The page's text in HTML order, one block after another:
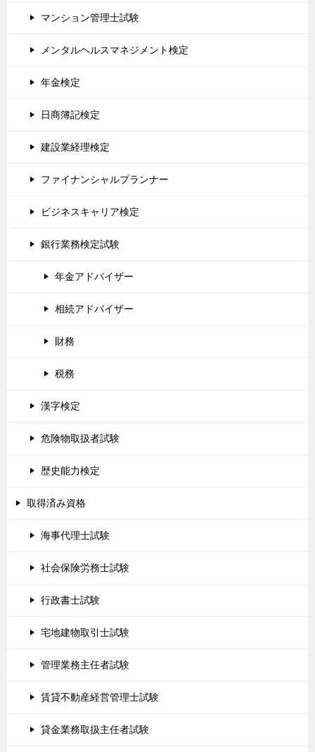
マンション管理士試験
メンタルヘルスマネジメント検定
年金検定
日商簿記検定
建設業経理検定
ファイナンシャルプランナー
ビジネスキャリア検定
銀行業務検定試験
年金アドバイザー
相続アドバイザー
財務
税務
漢字検定
危険物取扱者試験
歴史能力検定
取得済み資格
海事代理士試験
社会保険労務士試験
行政書士試験
宅地建物取引士試験
管理業務主任者試験
賃貸不動産経営管理士試験
貸金業務取扱主任者試験